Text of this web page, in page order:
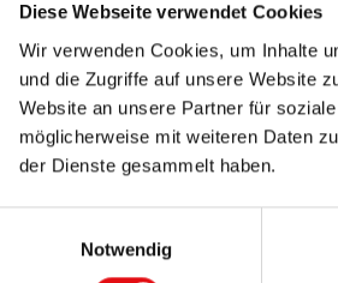
Diese Webseite verwendet Cookies
Wir verwenden Cookies, um Inhalte
und die Zugriffe auf unsere Website
Website an unsere Partner für
möglicherweise mit weiteren Daten
der Dienste gesammelt haben.
Notwendig